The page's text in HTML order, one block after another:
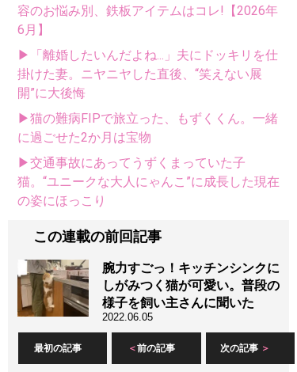
容のお悩み別、鉄板アイテムはコレ!【2026年
6月】
▶「離婚したいんだよね...」夫にドッキリを仕
掛けた妻。ニヤニヤした直後、“笑えない展
開”に大後悔
▶猫の難病FIPで旅立った、もずくくん。一緒
に過ごせた2か月は宝物
▶交通事故にあってうずくまっていた子
猫。“ユニークな大人にゃんこ”に成長した現在
の姿にほっこり
この連載の前回記事
腕力すごっ！キッチンシンクに
しがみつく猫が可愛い。普段の
様子を飼い主さんに聞いた
2022.06.05
最初の記事 前の記事 次の記事